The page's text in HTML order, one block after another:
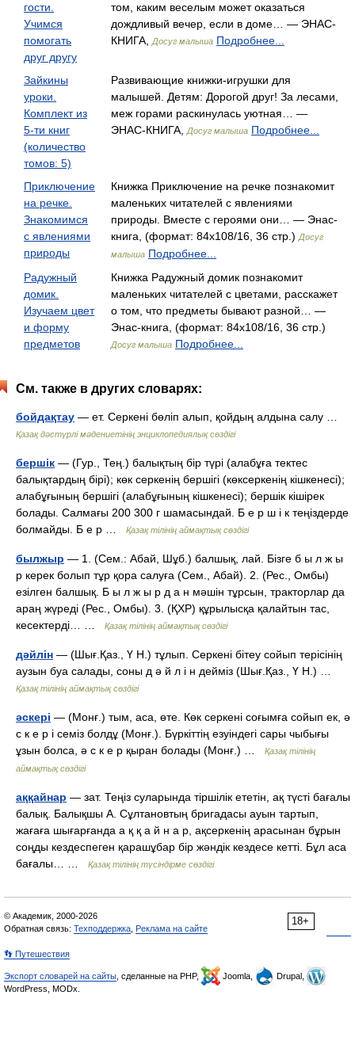
гости.
Учимся
помогать
друг другу
том, каким веселым может оказаться
дождливый вечер, если в доме… — ЭНАС-
КНИГА,
Досуг малыша Подробнее...
Зайкины
уроки.
Комплект из
5-ти книг
(количество
томов: 5)
Развивающие книжки-игрушки для
малышей. Детям: Дорогой друг! За лесами,
меж горами раскинулась уютная… —
ЭНАС-КНИГА,
Досуг малыша Подробнее...
Приключение
на речке.
Знакомимся
с явлениями
природы
Книжка Приключение на речке познакомит
маленьких читателей с явлениями
природы. Вместе с героями они… — Энас-
книга, (формат: 84x108/16, 36 стр.) Досуг
малыша Подробнее...
Радужный
домик.
Изучаем цвет
и форму
предметов
Книжка Радужный домик познакомит
маленьких читателей с цветами, расскажет
о том, что предметы бывают разной… —
Энас-книга, (формат: 84x108/16, 36 стр.)
Досуг малыша Подробнее...
См. также в других словарях:
бойдақтау — ет. Серкені бөліп алып, қойдың алдына салу …
Қазақ дәстүрлі мәдениетінің энциклопедиялық сөздігі
бершік — (Гур., Тең.) балықтың бір түрі (алабұға тектес
балықтардың бірі); көк серкенің бершігі (көксеркенің кішкенесі);
алабұғының бершігі (алабұғының кішкенесі); бершік кішірек
болады. Салмағы 200 300 г шамасындай. Б е р ш і к теңіздерде
болмайды. Б е р …
Қазақ тілінің аймақтық сөздігі
былжыр — 1. (Сем.: Абай, Шұб.) балшық, лай. Бізге б ы л ж ы
р керек болып тұр қора салуға (Сем., Абай). 2. (Рес., Омбы)
езілген балшық. Б ы л ж ы р д а н мәшін тұрсын, тракторлар да
араң жүреді (Рес., Омбы). 3. (ҚХР) құрылысқа қалайтын тас,
кесектерді… …
Қазақ тілінің аймақтық сөздігі
дәйлін — (Шығ.Қаз., Ү Н.) тұлып. Серкені бітеу сойып терісінің
аузын буа салады, соны д ә й л і н дейміз (Шығ.Қаз., Ү Н.) …
Қазақ тілінің аймақтық сөздігі
әскері — (Монғ.) тым, аса, өте. Көк серкені соғымға сойып ек, ә
с к е р і семіз болдұ (Монғ.). Бүркіттің езуіндегі сары чыбығы
ұзын болса, ә с к е р қыран болады (Монғ.) …
Қазақ тілінің
аймақтық сөздігі
аққайнар — зат. Теңіз суларында тіршілік ететін, ақ түсті бағалы
балық. Балықшы А. Сұлтановтың бригадасы ауын тартып,
жағаға шығарғанда а қ қ а й н а р, ақсеркенің арасынан бұрын
соңды кездеспеген қарашұбар бір жәндік кездесе кетті. Бұл аса
бағалы… …
Қазақ тілінің түсіндірме сөздігі
18+
© Академик, 2000-2026
Обратная связь: Техподдержка Реклама на сайте
👣 Путешествия
Экспорт словарей на сайты , сделанные на PHP, Joomla,
Drupal,
WordPress, MODx.